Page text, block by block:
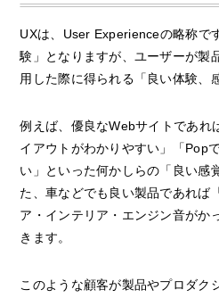
UXは、User Experienceの略称で
験」となりますが、ユーザーが製
用した際に得られる「良い体験、
例えば、優良なWebサイトであれ
イアウトがわかりやすい」「Pop
い」といった何かしらの「良い感
た、車などでも良い製品であれば
ア・インテリア・エンジン音がか
きます。
このような顧客が製品やプロダク